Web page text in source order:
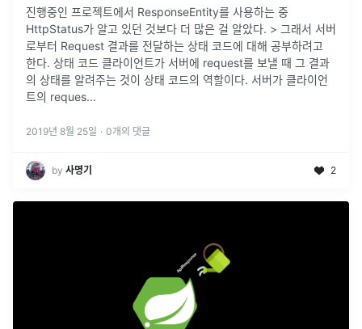
진행중인 프로젝트에서 ResponseEntity를 사용하는 중
HttpStatus가 알고 있던 것보다 더 많은 걸 알았다. > 그래서 서버
로부터 Request 결과를 전달하는 상태 코드에 대해 공부하려고
한다. 상태 코드 클라이언트가 서버에 request를 보낼 때 그 결과
의 상태를 알려주는 것이 상태 코드의 역할이다. 서버가 클라이언
트의 reques...
2019년 8월 25일 · 0개의 댓글
by 사명기 2